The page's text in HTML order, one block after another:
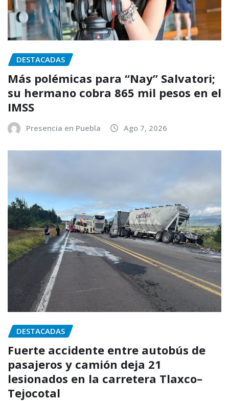
DESTACADAS
Más polémicas para “Nay” Salvatori;
su hermano cobra 865 mil pesos en el
IMSS
Presencia en Puebla Ago 7, 2026
DESTACADAS
Fuerte accidente entre autobús de
pasajeros y camión deja 21
lesionados en la carretera Tlaxco–
Tejocotal